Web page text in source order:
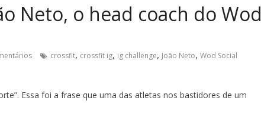
Neto, o head coach do Wod
crossfit, crossfit ig, ig challenge, João Neto, Wod Social
Essa foi a frase que uma das atletas nos bastidores de um